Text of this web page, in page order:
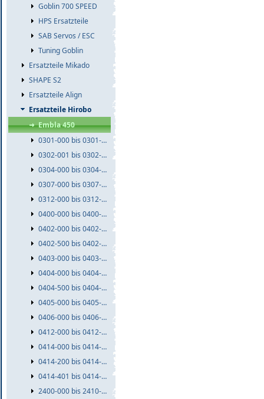
Goblin 700 SPEED
HPS Ersatzteile
SAB Servos / ESC
Tuning Goblin
Ersatzteile Mikado
SHAPE S2
Ersatzteile Align
Ersatzteile Hirobo
Embla 450
0301-000 bis 0301-999
0302-001 bis 0302-999
0304-000 bis 0304-999
0307-000 bis 0307-999
0312-000 bis 0312-999
0400-000 bis 0400-999
0402-000 bis 0402-499
0402-500 bis 0402-999
0403-000 bis 0403-999
0404-000 bis 0404-499
0404-500 bis 0404-999
0405-000 bis 0405-999
0406-000 bis 0406-999
0412-000 bis 0412-999
0414-000 bis 0414-199
0414-200 bis 0414-400
0414-401 bis 0414-999
2400-000 bis 2410-999